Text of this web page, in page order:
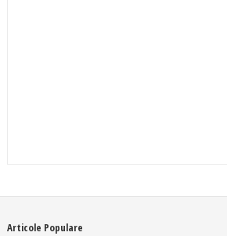
Articole Populare